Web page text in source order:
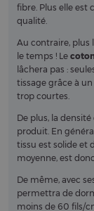
fibre. Plus elle est
qualité.
Au contraire, plus
le temps ! Le
lâchera pas :
tissage grâce à
trop courtes.
De plus, la
produit. En
tissu est solide et
moyenne, est
De même, avec
permettra de
moins de 60 fils/